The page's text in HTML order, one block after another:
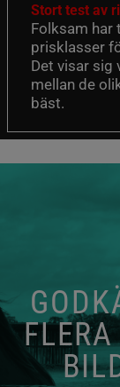
Stort test av
Folksam har
prisklasser
Det visar sig
mellan de
bäst.